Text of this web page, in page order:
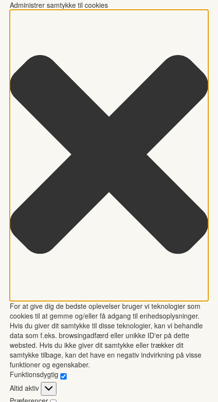
Administrer samtykke til cookies
For at give dig de bedste oplevelser bruger vi teknologier som
cookies til at gemme og/eller få adgang til enhedsoplysninger.
Hvis du giver dit samtykke til disse teknologier, kan vi behandle
data som f.eks. browsingadfærd eller unikke ID'er på dette
websted. Hvis du ikke giver dit samtykke eller trækker dit
samtykke tilbage, kan det have en negativ indvirkning på visse
funktioner og egenskaber.
Funktionsdygtig
Funktionsdygtig
Altid aktiv